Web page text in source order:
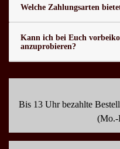
Welche Zahlungsarten
Kann ich bei Euch
anzuprobieren?
Bis 13 Uhr bezahlte
(Mo.-